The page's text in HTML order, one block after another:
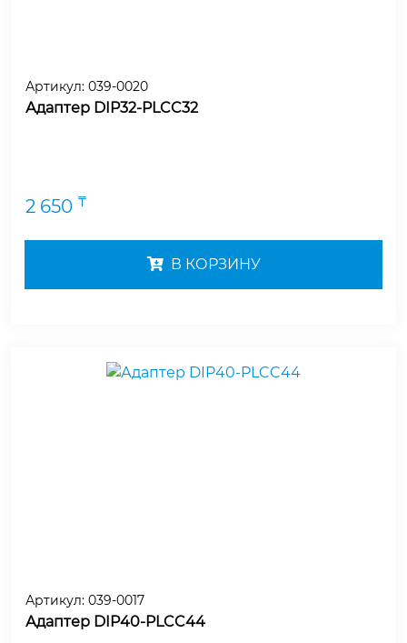
Артикул: 039-0020
Адаптер DIP32-PLCC32
2 650 ₸
В КОРЗИНУ
Артикул: 039-0017
Адаптер DIP40-PLCC44